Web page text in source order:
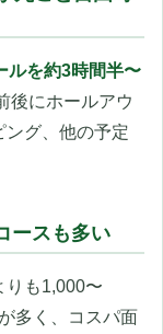
ルを約3時間半〜
後にホールアウ
ング、他の予定
ースも多い
りも1,000〜
多く、コスパ面